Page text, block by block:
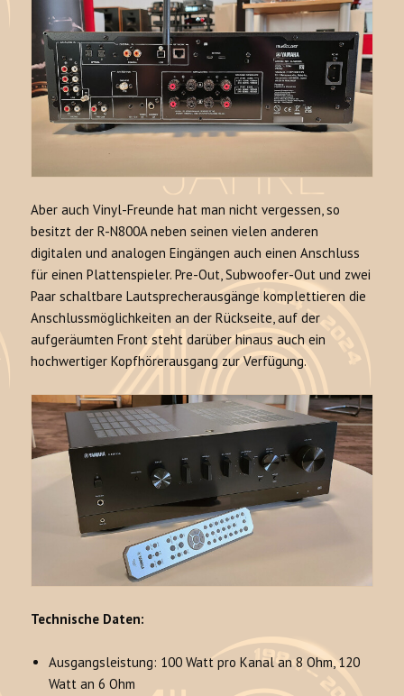
Aber auch Vinyl-Freunde hat man nicht vergessen, so
besitzt der R-N800A neben seinen vielen anderen
digitalen und analogen Eingängen auch einen Anschluss
für einen Plattenspieler. Pre-Out, Subwoofer-Out und zwei
Paar schaltbare Lautsprecherausgänge komplettieren die
Anschlussmöglichkeiten an der Rückseite, auf der
aufgeräumten Front steht darüber hinaus auch ein
hochwertiger Kopfhörerausgang zur Verfügung.
Technische Daten:
Ausgangsleistung: 100 Watt pro Kanal an 8 Ohm, 120
Watt an 6 Ohm